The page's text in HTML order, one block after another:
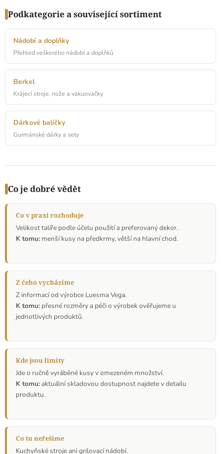
Podkategorie a související sortiment
Nádobí a doplňky
Přehled veškerého nádobí a doplňků
Berkel
Krájecí stroje, nože a vakuovačky
Dárkové balíčky
Gurmánské dárky a sety
Co je dobré vědět
Co v praxi rozhoduje
Velikost talíře podle účelu použití a preferovaný dekor.
K tomu: menší kusy na předkrmy, větší na hlavní chod.
Z čeho vycházíme
Z informací od výrobce Luesma Vega.
K tomu: přesné rozměry a péči o výrobek ověřujeme u
jednotlivých produktů.
Kde jsou limity
Jde o ručně vyráběné kusy v omezeném množství.
K tomu:aktuální skladovou dostupnost najdete v detailu
produktu.
Co tu neřešíme
Kuchyňské stroje ani grilovací nádobí.